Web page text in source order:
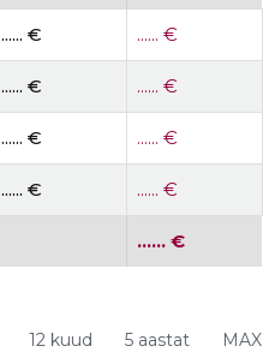
...... € ...... €
...... € ...... €
...... € ...... €
...... € ...... €
...... €
12 kuud 5 aastat MAX